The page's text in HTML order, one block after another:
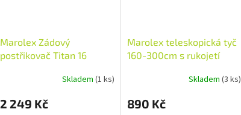
Marolex Zádový
postřikovač Titan 16
Skladem (1 ks)
2 249 Kč
Marolex teleskopická tyč
160-300cm s rukojetí
Skladem(3 ks)
890 Kč